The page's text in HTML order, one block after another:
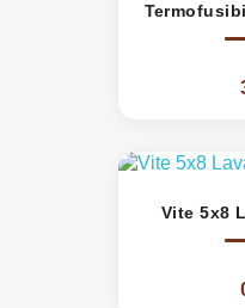
Vite 5x8